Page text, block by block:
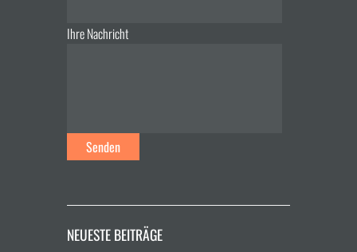
Ihre Nachricht
NEUESTE BEITRÄGE